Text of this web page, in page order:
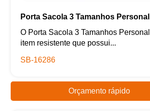
Porta Sacola 3 Tamanhos
O Porta Sacola 3 Tamanhos
item resistente que possui...
SB-16286
Orçamento rápido